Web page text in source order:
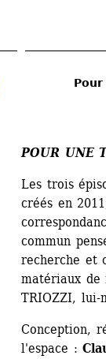
POUR UNE
Les trois
créés en
commun
recherche et
matériaux de
TRIOZZI, lui-
Conception,
l'espace :